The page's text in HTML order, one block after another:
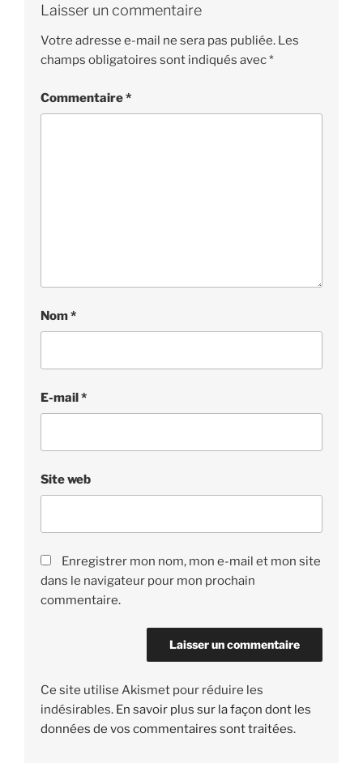
Laisser un commentaire
Votre adresse e-mail ne sera pas publiée. Les
champs obligatoires sont indiqués avec*
Commentaire*
Nom*
E-mail*
Site web
Enregistrer mon nom, mon e-mail et mon site
dans le navigateur pour mon prochain
commentaire.
Ce site utilise Akismet pour réduire les
indésirables. En savoir plus sur la façon dont les
données de vos commentaires sont traitées.